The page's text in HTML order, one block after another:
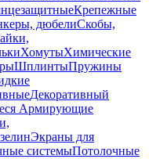
Крепежные
дюбелиСкобы,
ХомутыХимические
ШплинтыПружины
Декоративный
Армирующие
Экраны для
системыПотолочные